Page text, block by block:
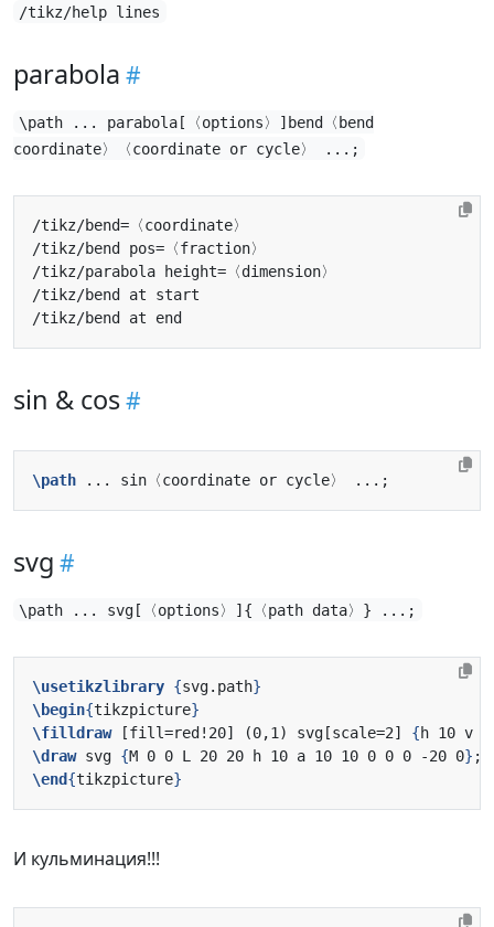
/tikz/help lines
parabola
\path ... parabola[〈options〉]bend〈bend
coordinate〉〈coordinate or cycle〉 ...;
sin & cos
\path
svg
\path ... svg[〈options〉]{〈path data〉} ...;
\usetikzlibrary {svg.path}
\begin{tikzpicture}
\filldraw [fill=red!20] (0,1) svg[scale=2] {h 10 v
\draw svg {M 0 0 L 20 20 h 10 a 10 10 0 0 0 -20 0}
\end{tikzpicture}
И кульминация!!!